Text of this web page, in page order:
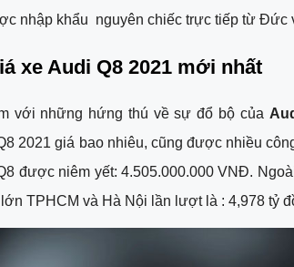
nhập khẩu  nguyên chiếc trực tiếp từ Đức
xe Audi Q8 2021 mới nhất
với những hứng thú về sự đổ bộ của
2021 giá bao nhiêu, cũng được nhiều
được niêm yết: 4.505.000.000 VNĐ.
TPHCM và Hà Nội lần lượt là : 4,978 tỷ